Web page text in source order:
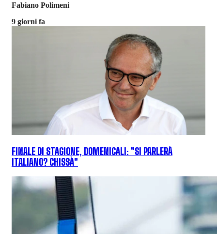
Fabiano Polimeni
9 giorni fa
FINALE DI STAGIONE, DOMENICALI: "SI PARLERÀ
ITALIANO? CHISSÀ"